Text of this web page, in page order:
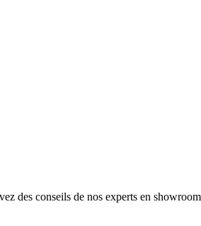
des conseils de nos experts en